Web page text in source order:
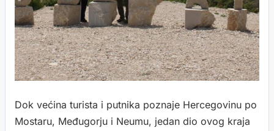
Dok većina turista i putnika poznaje Hercegovinu po
Mostaru, Međugorju i Neumu, jedan dio ovog kraja